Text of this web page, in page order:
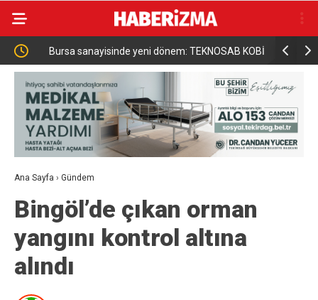
Bursa sanayisinde yeni dönem: TEKNOSAB KOBİ
OSB ile dev ekosistem hayata geçiyor
Ticaret
Ana Sayfa › Gündem
Bingöl’de çıkan orman
yangını kontrol altına
alındı